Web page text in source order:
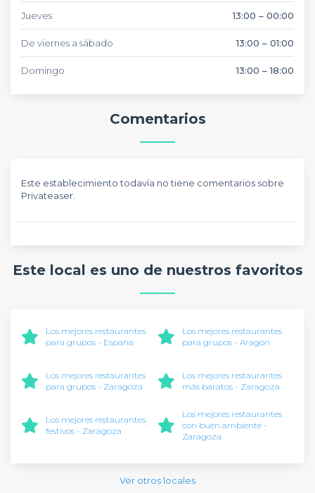
Jueves 13:00 – 00:00
De viernes a sábado 13:00 – 01:00
Domingo 13:00 – 18:00
Comentarios
Este establecimiento todavía no tiene comentarios sobre
Privateaser.
Este local es uno de nuestros favoritos
Los mejores restaurantes
para grupos - España
Los mejores restaurantes
para grupos - Aragón
Los mejores restaurantes
para grupos - Zaragoza
Los mejores restaurantes
más baratos - Zaragoza
Los mejores restaurantes
festivos - Zaragoza
Los mejores restaurantes
con buen ambiente -
Zaragoza
Ver otros locales